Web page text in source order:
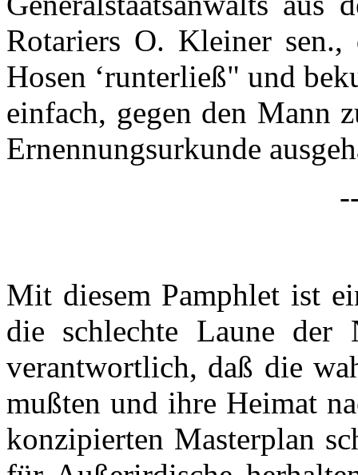
Rotariers O. Kleiner
Hosen ‘runterließ" und
einfach, gegen den Mann
Ernennungsurkunde
Mit diesem Pamphlet ist
die schlechte Laune der
verantwortlich, daß die
mußten und ihre Heimat
konzipierten Masterplan